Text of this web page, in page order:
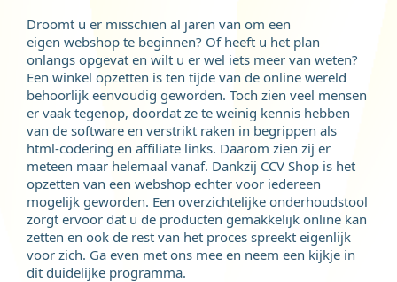
Droomt u er misschien al jaren van om een
eigen webshop te beginnen? Of heeft u het plan
onlangs opgevat en wilt u er wel iets meer van weten?
Een winkel opzetten is ten tijde van de online wereld
behoorlijk eenvoudig geworden. Toch zien veel mensen
er vaak tegenop, doordat ze te weinig kennis hebben
van de software en verstrikt raken in begrippen als
html-codering en affiliate links. Daarom zien zij er
meteen maar helemaal vanaf. Dankzij CCV Shop is het
opzetten van een webshop echter voor iedereen
mogelijk geworden. Een overzichtelijke onderhoudstool
zorgt ervoor dat u de producten gemakkelijk online kan
zetten en ook de rest van het proces spreekt eigenlijk
voor zich. Ga even met ons mee en neem een kijkje in
dit duidelijke programma.